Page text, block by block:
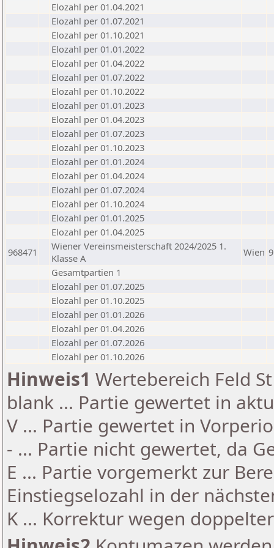
Elozahl per 01.04.2021
Elozahl per 01.07.2021
Elozahl per 01.10.2021
Elozahl per 01.01.2022
Elozahl per 01.04.2022
Elozahl per 01.07.2022
Elozahl per 01.10.2022
Elozahl per 01.01.2023
Elozahl per 01.04.2023
Elozahl per 01.07.2023
Elozahl per 01.10.2023
Elozahl per 01.01.2024
Elozahl per 01.04.2024
Elozahl per 01.07.2024
Elozahl per 01.10.2024
Elozahl per 01.01.2025
Elozahl per 01.04.2025
968471
Wiener Vereinsmeisterschaft 2024/2025 1.
Klasse A
Wien 9
Gesamtpartien 1
Elozahl per 01.07.2025
Elozahl per 01.10.2025
Elozahl per 01.01.2026
Elozahl per 01.04.2026
Elozahl per 01.07.2026
Elozahl per 01.10.2026
Hinweis1 Wertebereich Feld
blank ... Partie gewertet in
V ... Partie gewertet in
- ... Partie nicht gewertet, da
E ... Partie vorgemerkt zur
Einstiegselozahl in der
K ... Korrektur wegen